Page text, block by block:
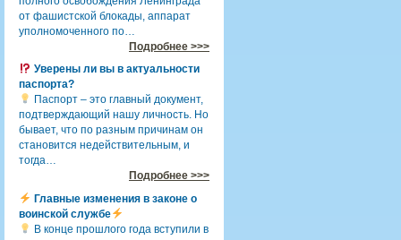
от фашистской блокады, аппарат
уполномоченного по…
Подробнее >>>
Уверены ли вы в актуальности
паспорта?
Паспорт – это главный документ,
подтверждающий нашу личность. Но
бывает, что по разным причинам он
становится недействительным, и
тогда…
Подробнее >>>
Главные изменения в законе о
воинской службе
В конце прошлого года вступили в